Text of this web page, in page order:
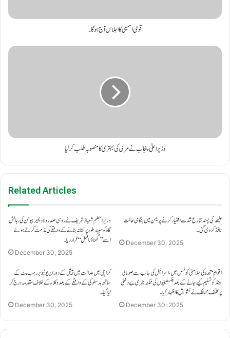
قومی اسمبلی کا اجلاس آج ہو گا۔
وزیراعلیٰ پنجاب نے مری کی بہتری کا منصوبہ طلب کر لیا
Related Articles
وزیراعظم شہباز شریف نے روسی صدر ولادیمیر پیوٹن کی رہائش
گاہ کو مبینہ طور پر نشانہ بنانے کے واقعے کی مذمت کرتے ہوئے
اسے ’’گھناؤنا فعل‘‘ قرار دیا۔
December 30, 2025
علیحدگی پسند تنازع شدت اختیار کرنے پر یمن میں ہنگامی حالت
نافذ کر دی گئی۔
December 30, 2025
کراچی میں عدالت میں پیشی کے دوران یوٹیوبر رجب بٹ کے
ساتھ بدسلوکی کے واقعے کے بعد وکلاء کے خلاف مقدمہ درج کر
لیا گیا۔
December 30, 2025
اقوامِ متحدہ کی سلامتی کونسل میں، اسرائیل کی جانب سے صومالی
لینڈ کو تسلیم کیے جانے کے بعد فلسطینیوں کی ممکنہ جبری بے دخلی
پر مختلف ممالک نے تشویش کا اظہار کیا۔
December 30, 2025